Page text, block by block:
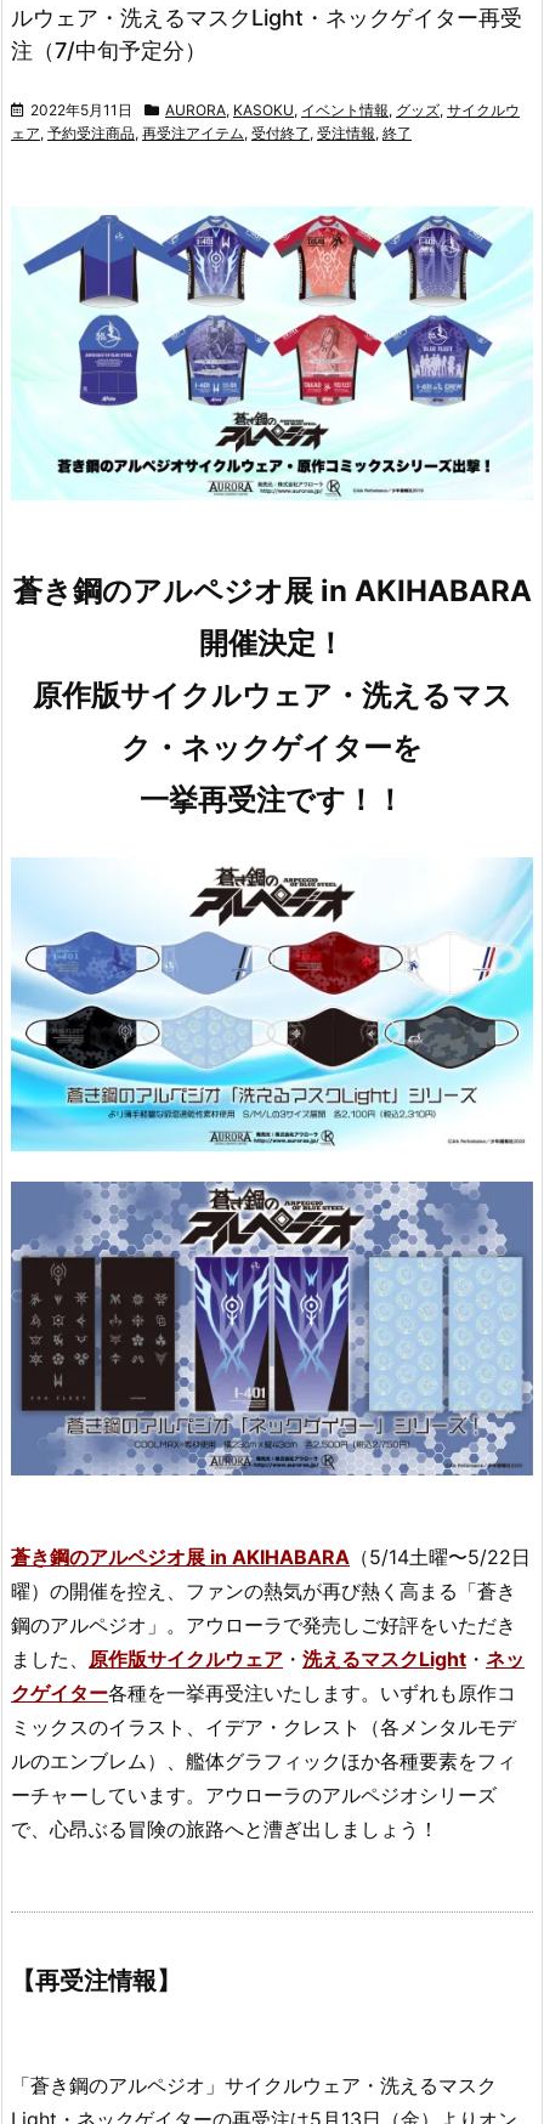
ルウェア・洗えるマスクLight・ネックゲイター再受
注（7/中旬予定分）
2022年5月11日 AURORA, KASOKU, イベント情報, グッズ, サイクルウ
ェア, 予約受注商品, 再受注アイテム, 受付終了 , 受注情報, 終了
蒼き鋼のアルペジオ展 in AKIHABARA
開催決定！
原作版サイクルウェア・洗えるマス
ク・ネックゲイターを
一挙再受注です！！
蒼き鋼のアルペジオ展 in AKIHABARA （5/14土曜〜5/22日
曜）の開催を控え、ファンの熱気が再び熱く高まる「蒼き
鋼のアルペジオ」。アウローラで発売しご好評をいただき
ました、 原作版サイクルウェア ・ 洗えるマスクLight ・ ネッ
クゲイター各種を一挙再受注いたします。いずれも原作コ
ミックスのイラスト、イデア・クレスト（各メンタルモデ
ルのエンブレム）、艦体グラフィックほか各種要素をフィ
ーチャーしています。アウローラのアルペジオシリーズ
で、心昂ぶる冒険の旅路へと漕ぎ出しましょう！
【再受注情報】
「蒼き鋼のアルペジオ」サイクルウェア・洗えるマスク
Light・ネックゲイターの再受注は5月13日（金）よりオン